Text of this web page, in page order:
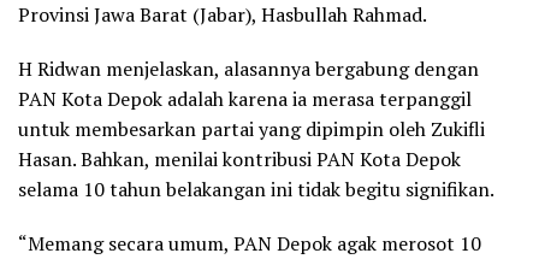
Provinsi Jawa Barat (Jabar), Hasbullah Rahmad.
H Ridwan menjelaskan, alasannya bergabung dengan
PAN Kota Depok adalah karena ia merasa terpanggil
untuk membesarkan partai yang dipimpin oleh Zukifli
Hasan. Bahkan, menilai kontribusi PAN Kota Depok
selama 10 tahun belakangan ini tidak begitu signifikan.
“Memang secara umum, PAN Depok agak merosot 10